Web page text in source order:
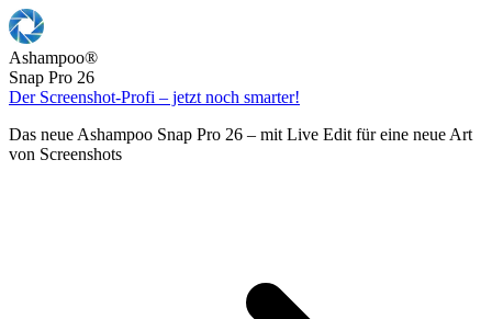
Ashampoo®
Snap Pro 26
Der Screenshot-Profi – jetzt noch smarter!
Das neue Ashampoo Snap Pro 26 – mit Live Edit für eine neue Art
von Screenshots